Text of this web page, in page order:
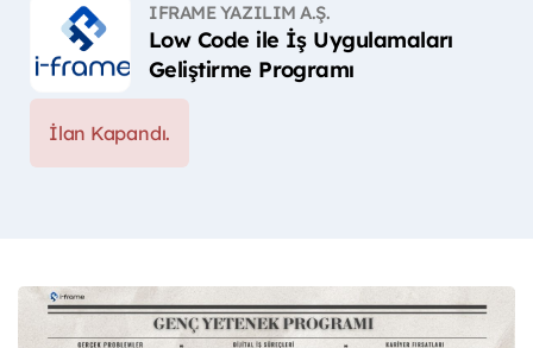
IFRAME YAZILIM A.Ş.
Low Code ile İş Uygulamaları
Geliştirme Programı
İlan Kapandı.